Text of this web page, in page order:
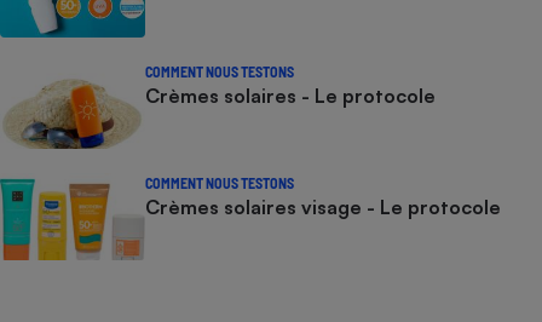
COMMENT NOUS TESTONS
Crèmes solaires - Le protocole
COMMENT NOUS TESTONS
Crèmes solaires visage - Le protocole